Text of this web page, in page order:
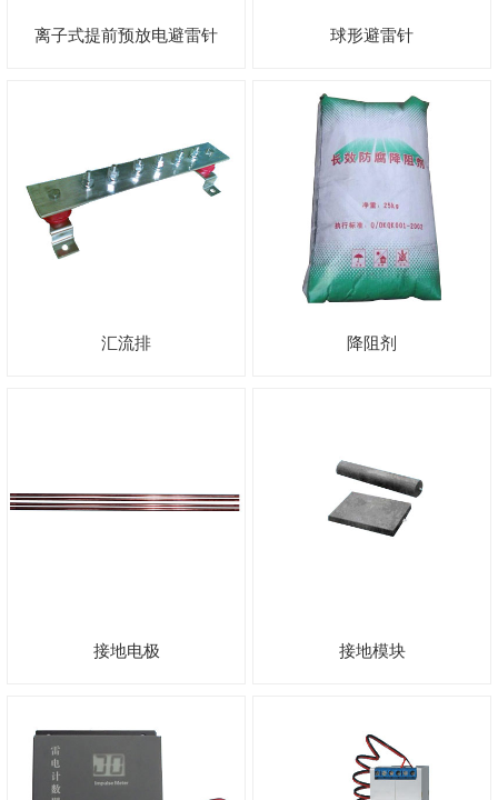
离子式提前预放电避雷针 球形避雷针
汇流排 降阻剂
接地电极 接地模块